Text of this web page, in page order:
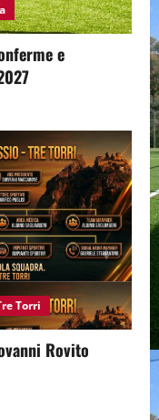
e
Torri
Rovito